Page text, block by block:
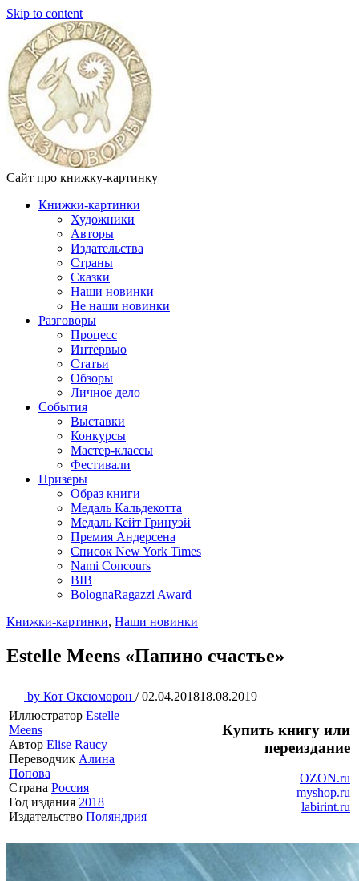
Skip to content
Сайт про книжку-картинку
Книжки-картинки
Художники
Авторы
Издательства
Страны
Сказки
Наши новинки
Не наши новинки
Разговоры
Процесс
Интервью
Статьи
Обзоры
Личное дело
События
Выставки
Конкурсы
Мастер-классы
Фестивали
Призеры
Образ книги
Медаль Кальдекотта
Медаль Кейт Гринуэй
Премия Андерсена
Список New York Times
Nami Concours
BIB
BolognaRagazzi Award
Книжки-картинки, Наши новинки
Estelle Meens «Папино счастье»
by Кот Оксюморон / 02.04.201818.08.2019
Иллюстратор Estelle
Meens
Автор Elise Raucy
Переводчик Алина
Попова
Страна Россия
Год издания 2018
Издательство Поляндрия
Купить книгу или
переиздание
OZON.ru
myshop.ru
labirint.ru